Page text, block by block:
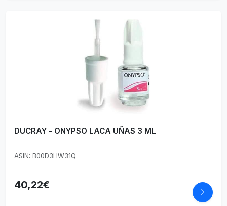
DUCRAY - ONYPSO LACA UÑAS 3 ML
ASIN: B00D3HW31Q
40,22€